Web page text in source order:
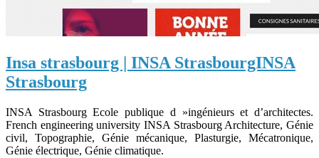
Insa strasbourg | INSA Stras­bourgINSA
Strasbourg
INSA Strasbourg Ecole publique d »ingénieurs et d’architectes.
French engineering university INSA Strasbourg Architecture, Génie
civil, Topographie, Génie mécanique, Plasturgie, Mécatronique,
Génie électrique, Génie climatique.